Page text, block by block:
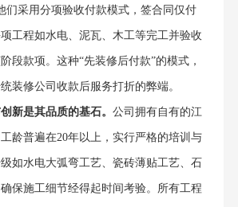
们采用分项验收付款模式，签合同仅付
工程如水电、泥瓦、木工等完工并验收
段款项。这种“先装修后付款”的模式，
装修公司收款后服务打折的弊端。
新是其品质的基石。 公司拥有自有的江
龄普遍在20年以上，实行严格的培训与
如水电大弧弯工艺、瓷砖薄贴工艺、石
保施工细节经得起时间考验。所有工程